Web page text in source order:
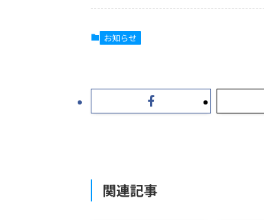
お知らせ
関連記事